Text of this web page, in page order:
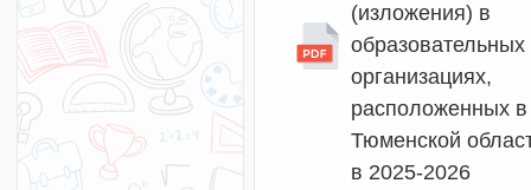
(изложения) в
образовательных
организациях,
расположенных в
Тюменской
в 2025-2026